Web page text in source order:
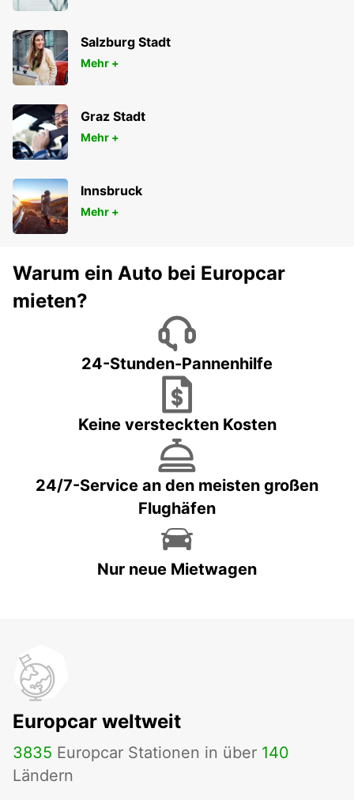
Salzburg Stadt
Mehr +
Graz Stadt
Mehr +
Innsbruck
Mehr +
Warum ein Auto bei Europcar
mieten?
24-Stunden-Pannenhilfe
Keine versteckten Kosten
24/7-Service an den meisten großen
Flughäfen
Nur neue Mietwagen
Europcar weltweit
3835 Europcar Stationen in über 140
Ländern